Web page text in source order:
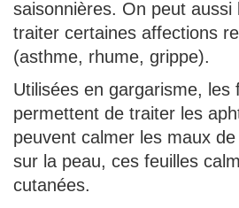
saisonnières. On peut aussi
traiter certaines affections
(asthme, rhume, grippe).
Utilisées en gargarisme, les
permettent de traiter les
peuvent calmer les maux
sur la peau, ces feuilles
cutanées.